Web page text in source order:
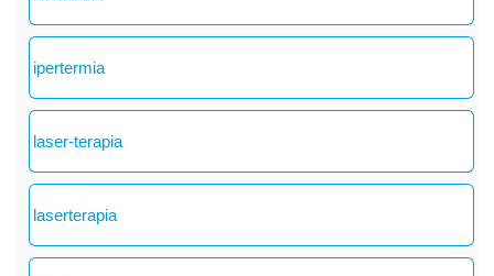
ipertermia
laser-terapia
laserterapia